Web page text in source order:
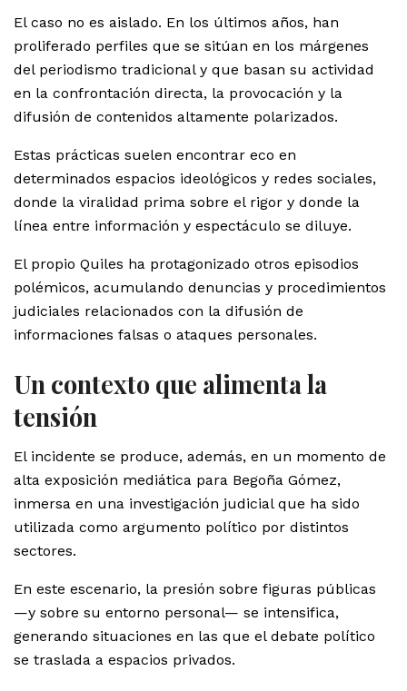
El caso no es aislado. En los últimos años, han
proliferado perfiles que se sitúan en los márgenes
del periodismo tradicional y que basan su actividad
en la confrontación directa, la provocación y la
difusión de contenidos altamente polarizados.
Estas prácticas suelen encontrar eco en
determinados espacios ideológicos y redes sociales,
donde la viralidad prima sobre el rigor y donde la
línea entre información y espectáculo se diluye.
El propio Quiles ha protagonizado otros episodios
polémicos, acumulando denuncias y procedimientos
judiciales relacionados con la difusión de
informaciones falsas o ataques personales.
Un contexto que alimenta la
tensión
El incidente se produce, además, en un momento de
alta exposición mediática para Begoña Gómez,
inmersa en una investigación judicial que ha sido
utilizada como argumento político por distintos
sectores.
En este escenario, la presión sobre figuras públicas
—y sobre su entorno personal— se intensifica,
generando situaciones en las que el debate político
se traslada a espacios privados.